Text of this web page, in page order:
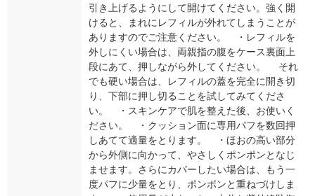
引き上げるようにして開けてください。強く開
けると、まれにレフィルが外れてしまうことが
ありますのでご注意ください。 ・レフィルを
外しにくい場合は、両親指の腹をケース裏面上
段にあて、押しながら外してください。 それ
でも硬い場合は、レフィルの蓋を完全に開き切
り、下部に押し切ることを試してみてくださ
い。 ・スキンケアで肌を整えた後、お使いく
ださい。 ・クッション面に専用パフを数回押
しあてて適量をとります。 ・ほおの高い部分
から外側に向かって、やさしくポンポンとなじ
ませます。さらにカバーしたい場合は、もう一
度パフに少量をとり、ポンポンと重ねづけしま